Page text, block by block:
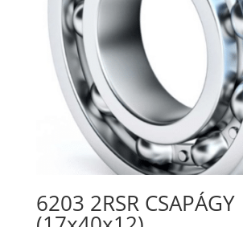
6203 2RSR CSAPÁGY